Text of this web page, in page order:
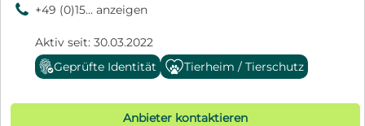
9 +49 (0)15... anzeigen
Aktiv seit: 30.03.2022
Geprüfte Identität
Tierheim / Tierschutz
Anbieter kontaktieren